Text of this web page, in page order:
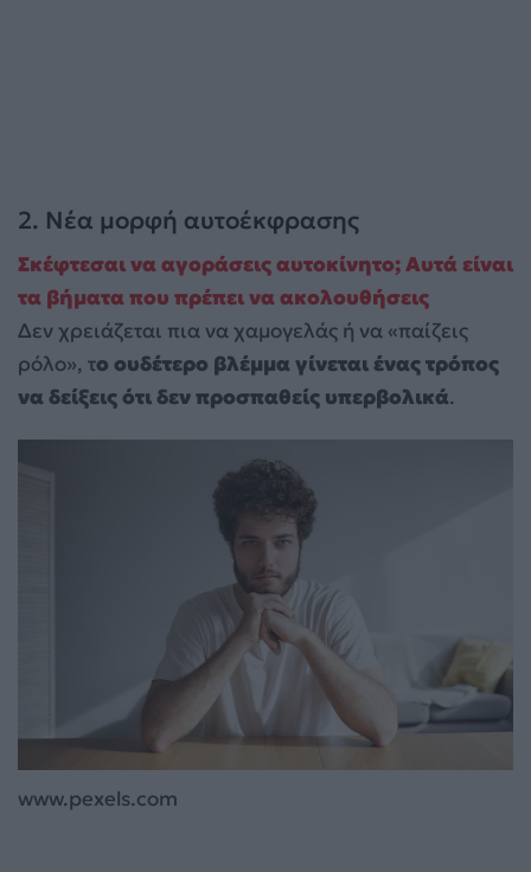
2. Νέα μορφή αυτοέκφρασης
Σκέφτεσαι να αγοράσεις αυτοκίνητο; Αυτά είναι
τα βήματα που πρέπει να ακολουθήσεις
Δεν χρειάζεται πια να χαμογελάς ή να «παίζεις
ρόλο», το ουδέτερο βλέμμα γίνεται ένας τρόπος
να δείξεις ότι δεν προσπαθείς υπερβολικά.
www.pexels.com